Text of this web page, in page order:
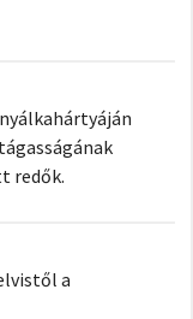
redők.
a